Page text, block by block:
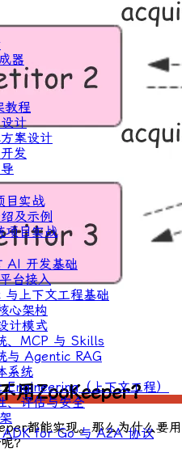
器
教程
计
案设计
发
目实战
及示例
项目实战
AI 开发基础
台接入
上下文工程基础
心架构
计模式
、MCP 与 Skills
与 Agentic RAG
系统
（上下文工程）
、评估与安全
for Go 与 A2A 协议
用ZooKeeper？
都能实现。那么为什么要用
？